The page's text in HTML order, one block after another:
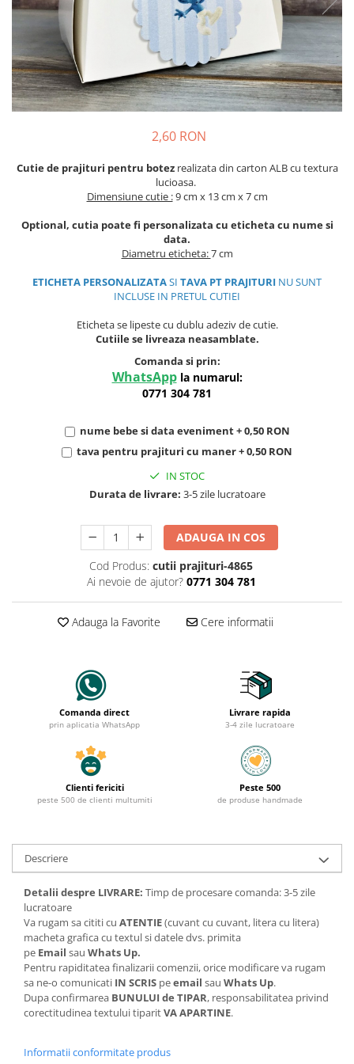
Meniuri & nr de BOTEZ
Plicuri si cartoane pentru INVITATII
TAVA pentru MOT
Cruciulite de BOTEZ
Invitatii BANCHET
Baloane & decoratiuni BOTEZ
Trusouri & Lumanari Botez
Pahare Miri & Nasi
Cocarde nunta
Inmormatare/pomana
Meniuri pentru NUNTA
Decoratiuni NUNTA
2,60 RON
Cutie de prajituri pentru botez realizata din carton ALB cu textura
lucioasa.
Dimensiune cutie :9 cm x 13 cm x 7 cm
Optional, cutia poate fi personalizata cu eticheta cu nume si
data.
Diametru eticheta:7 cm
ETICHETA PERSONALIZATASI TAVA PT PRAJITURI NU SUNT
INCLUSE IN PRETUL CUTIEI
Eticheta se lipeste cu dublu adeziv de cutie.
Cutiile se livreaza neasamblate.
Comanda si prin:
WhatsApp la numarul:
0771 304 781
nume bebe si data eveniment + 0,50 RON
tava pentru prajituri cu maner + 0,50 RON
IN STOC
Durata de livrare: 3-5 zile lucratoare
ADAUGA IN COS
Cod Produs: cutii prajituri-4865
Ai nevoie de ajutor? 0771 304 781
Adauga la Favorite Cere informatii
Comanda direct
prin aplicatia WhatsApp
Livrare rapida
3-4 zile lucratoare
Clienti fericiti
peste 500 de clienti multumiti
Peste 500
de produse handmade
Descriere
Detalii despre LIVRARE: Timp de procesare comanda: 3-5 zile
lucratoare
Va rugam sa cititi cu ATENTIE(cuvant cu cuvant, litera cu litera)
macheta grafica cu textul si datele dvs. primita
pe Email sau Whats Up.
Pentru rapiditatea finalizarii comenzii, orice modificare va rugam
sa ne-o comunicati IN SCRIS peemail sau Whats Up.
Dupa confirmarea BUNULUI de TIPAR, responsabilitatea privind
corectitudinea textului tiparitVA APARTINE.
Informatii conformitate produs